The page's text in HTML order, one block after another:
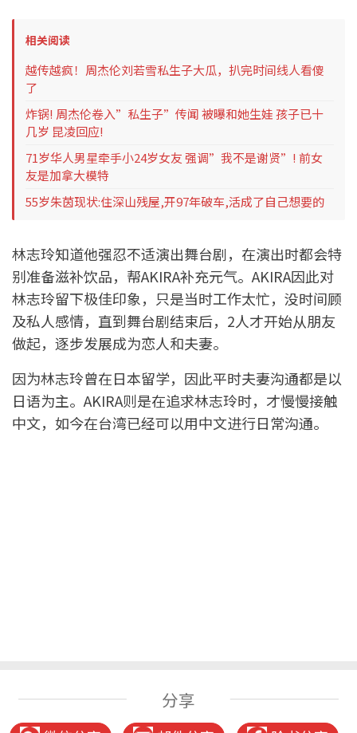
相关阅读
越传越疯！周杰伦刘若雪私生子大瓜，扒完时间线人看傻
了
炸锅! 周杰伦卷入”私生子”传闻 被曝和她生娃 孩子已十
几岁 昆凌回应!
71岁华人男星牵手小24岁女友 强调”我不是谢贤”! 前女
友是加拿大模特
55岁朱茵现状:住深山残屋,开97年破车,活成了自己想要的
林志玲知道他强忍不适演出舞台剧，在演出时都会特
别准备滋补饮品，帮AKIRA补充元气。AKIRA因此对
林志玲留下极佳印象，只是当时工作太忙，没时间顾
及私人感情，直到舞台剧结束后，2人才开始从朋友
做起，逐步发展成为恋人和夫妻。
因为林志玲曾在日本留学，因此平时夫妻沟通都是以
日语为主。AKIRA则是在追求林志玲时，才慢慢接触
中文，如今在台湾已经可以用中文进行日常沟通。
分享